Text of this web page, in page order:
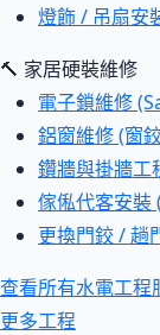
燈飾 / 吊扇安
🔨 家居硬裝維修
電子鎖維修
鋁窗維修 (窗
鑽牆與掛牆工
傢俬代客安裝
更換門鉸 / 趟
查看所有水電工
更多工程